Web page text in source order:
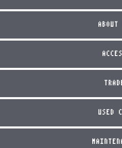
ABOUT
USED